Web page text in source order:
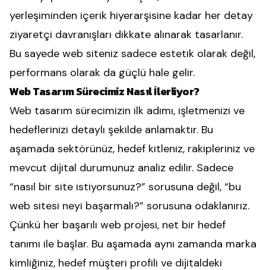
yerleşiminden içerik hiyerarşisine kadar her detay
ziyaretçi davranışları dikkate alınarak tasarlanır.
Bu sayede web siteniz sadece estetik olarak değil,
performans olarak da güçlü hale gelir.
Web Tasarım Sürecimiz Nasıl İlerliyor?
Web tasarım sürecimizin ilk adımı, işletmenizi ve
hedeflerinizi detaylı şekilde anlamaktır. Bu
aşamada sektörünüz, hedef kitleniz, rakipleriniz ve
mevcut dijital durumunuz analiz edilir. Sadece
“nasıl bir site istiyorsunuz?” sorusuna değil, “bu
web sitesi neyi başarmalı?” sorusuna odaklanırız.
Çünkü her başarılı web projesi, net bir hedef
tanımı ile başlar. Bu aşamada aynı zamanda marka
kimliğiniz, hedef müşteri profili ve dijitaldeki